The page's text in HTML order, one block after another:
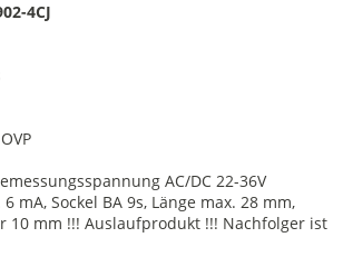
4CJ
AC/DC 22-36V
mA, Sockel BA 9s, Länge max. 28 mm,
10 mm !!! Auslaufprodukt !!! Nachfolger ist